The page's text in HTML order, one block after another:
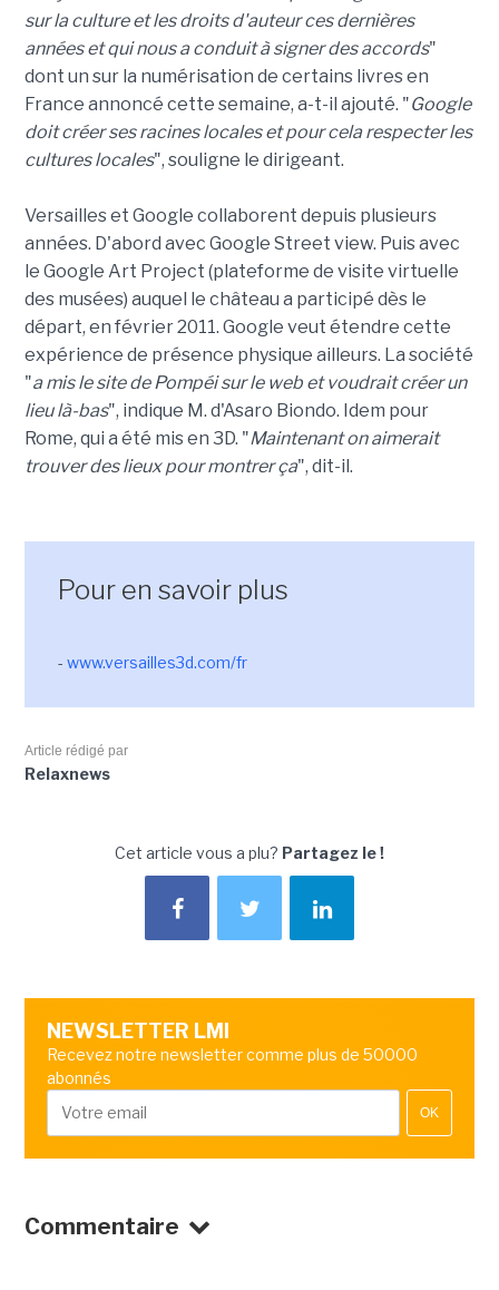
sur la culture et les droits d'auteur ces dernières
années et qui nous a conduit à signer des accords"
dont un sur la numérisation de certains livres en
France annoncé cette semaine, a-t-il ajouté. "Google
doit créer ses racines locales et pour cela respecter les
cultures locales", souligne le dirigeant.
Versailles et Google collaborent depuis plusieurs
années. D'abord avec Google Street view. Puis avec
le Google Art Project (plateforme de visite virtuelle
des musées) auquel le château a participé dès le
départ, en février 2011. Google veut étendre cette
expérience de présence physique ailleurs. La société
"a mis le site de Pompéi sur le web et voudrait créer un
lieu là-bas", indique M. d'Asaro Biondo. Idem pour
Rome, qui a été mis en 3D. "Maintenant on aimerait
trouver des lieux pour montrer ça", dit-il.
Pour en savoir plus
- www.versailles3d.com/fr
Article rédigé par
Relaxnews
Cet article vous a plu? Partagez le !
NEWSLETTER LMI
Recevez notre newsletter comme plus de 50000
abonnés
OK
Commentaire